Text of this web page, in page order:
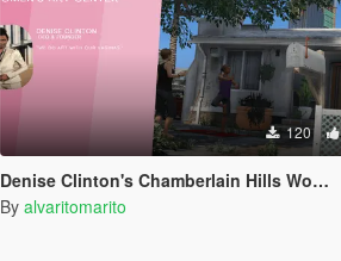
120
Denise Clinton's Chamberlain Hills Women's Art Center
By alvaritomarito